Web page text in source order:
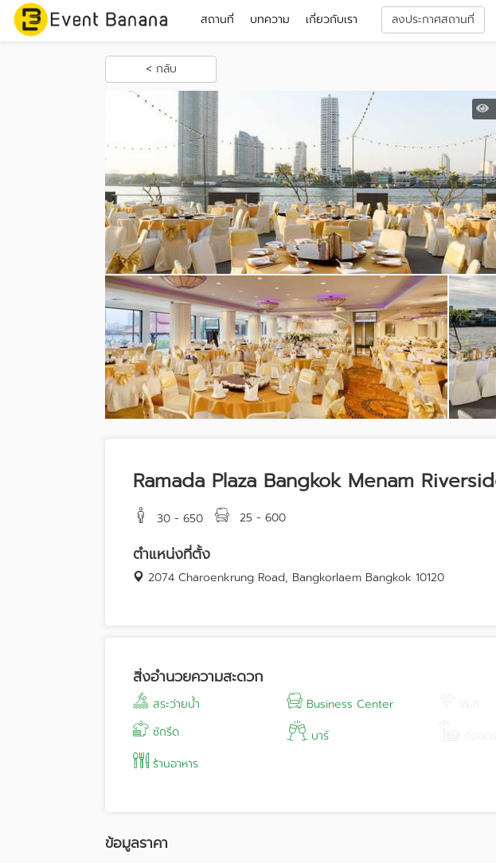
สถานที่ บทความ เกี่ยวกับเรา ลงประกาศสถานที่
< กลับ
Ramada Plaza Bangkok Menam
30 - 650 25 - 600
ตำแหน่งที่ตั้ง
2074 Charoenkrung Road, Bangkorlaem Bangkok 10120
สิ่งอำนวยความสะดวก
สระว่ายน้ำ Business Center
ซักรีด
บาร์
ร้านอาหาร
ข้อมูลราคา